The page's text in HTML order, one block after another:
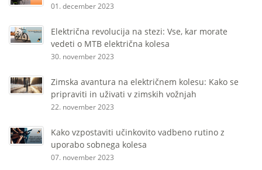
01. december 2023
Električna revolucija na stezi: Vse, kar morate
vedeti o MTB električna kolesa
30. november 2023
Zimska avantura na električnem kolesu: Kako se
pripraviti in uživati ​​v zimskih vožnjah
22. november 2023
Kako vzpostaviti učinkovito vadbeno rutino z
uporabo sobnega kolesa
07. november 2023